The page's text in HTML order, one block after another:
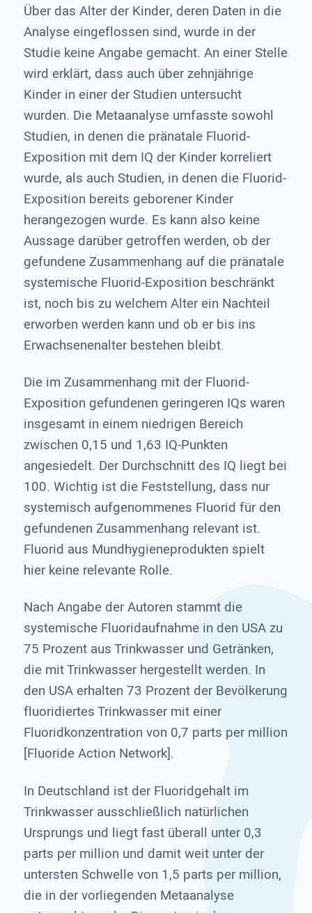
Über das Alter der Kinder, deren Daten in die
Analyse eingeflossen sind, wurde in der
Studie keine Angabe gemacht. An einer Stelle
wird erklärt, dass auch über zehnjährige
Kinder in einer der Studien untersucht
wurden. Die Metaanalyse umfasste sowohl
Studien, in denen die pränatale Fluorid-
Exposition mit dem IQ der Kinder korreliert
wurde, als auch Studien, in denen die Fluorid-
Exposition bereits geborener Kinder
herangezogen wurde. Es kann also keine
Aussage darüber getroffen werden, ob der
gefundene Zusammenhang auf die pränatale
systemische Fluorid-Exposition beschränkt
ist, noch bis zu welchem Alter ein Nachteil
erworben werden kann und ob er bis ins
Erwachsenenalter bestehen bleibt.
Die im Zusammenhang mit der Fluorid-
Exposition gefundenen geringeren IQs waren
insgesamt in einem niedrigen Bereich
zwischen 0,15 und 1,63 IQ-Punkten
angesiedelt. Der Durchschnitt des IQ liegt bei
100. Wichtig ist die Feststellung, dass nur
systemisch aufgenommenes Fluorid für den
gefundenen Zusammenhang relevant ist.
Fluorid aus Mundhygieneprodukten spielt
hier keine relevante Rolle.
Nach Angabe der Autoren stammt die
systemische Fluoridaufnahme in den USA zu
75 Prozent aus Trinkwasser und Getränken,
die mit Trinkwasser hergestellt werden. In
den USA erhalten 73 Prozent der Bevölkerung
fluoridiertes Trinkwasser mit einer
Fluoridkonzentration von 0,7 parts per million
[Fluoride Action Network].
In Deutschland ist der Fluoridgehalt im
Trinkwasser ausschließlich natürlichen
Ursprungs und liegt fast überall unter 0,3
parts per million und damit weit unter der
untersten Schwelle von 1,5 parts per million,
die in der vorliegenden Metaanalyse